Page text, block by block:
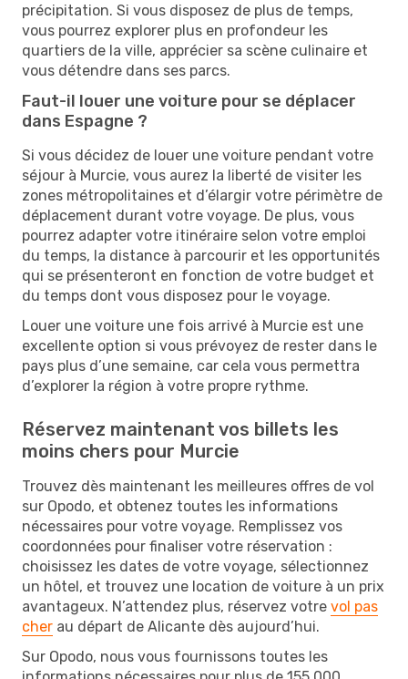
précipitation. Si vous disposez de plus de temps,
vous pourrez explorer plus en profondeur les
quartiers de la ville, apprécier sa scène culinaire et
vous détendre dans ses parcs.
Faut-il louer une voiture pour se déplacer
dans Espagne ?
Si vous décidez de louer une voiture pendant votre
séjour à Murcie, vous aurez la liberté de visiter les
zones métropolitaines et d’élargir votre périmètre de
déplacement durant votre voyage. De plus, vous
pourrez adapter votre itinéraire selon votre emploi
du temps, la distance à parcourir et les opportunités
qui se présenteront en fonction de votre budget et
du temps dont vous disposez pour le voyage.
Louer une voiture une fois arrivé à Murcie est une
excellente option si vous prévoyez de rester dans le
pays plus d’une semaine, car cela vous permettra
d’explorer la région à votre propre rythme.
Réservez maintenant vos billets les
moins chers pour Murcie
Trouvez dès maintenant les meilleures offres de vol
sur Opodo, et obtenez toutes les informations
nécessaires pour votre voyage. Remplissez vos
coordonnées pour finaliser votre réservation :
choisissez les dates de votre voyage, sélectionnez
un hôtel, et trouvez une location de voiture à un prix
avantageux. N’attendez plus, réservez votre vol pas
cher au départ de Alicante dès aujourd’hui.
Sur Opodo, nous vous fournissons toutes les